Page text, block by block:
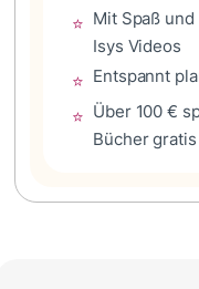
⭐ Mit Spaß
Isys Videos
⭐ Entspannt
⭐ Über 100 €
Bücher gratis